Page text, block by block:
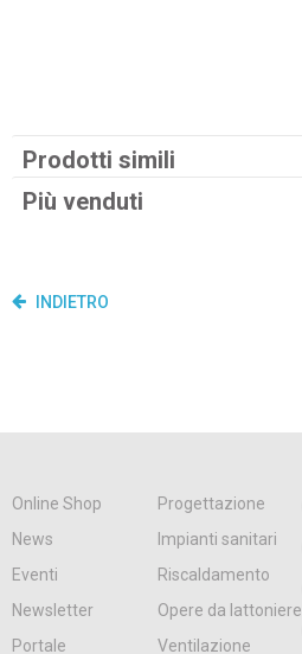
Prodotti simili
Più venduti
INDIETRO
Online Shop
Progettazione
News
Impianti sanitari
Eventi
Riscaldamento
Newsletter
Opere da lattoniere
Portale
Ventilazione